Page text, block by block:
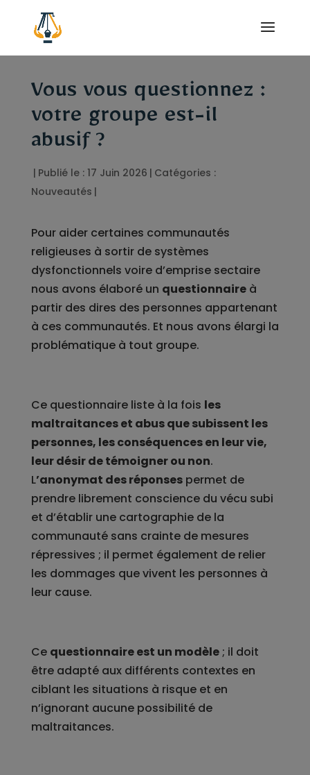
Vous vous questionnez :
votre groupe est-il
abusif ?
| Publié le : 17 Juin 2026 | Catégories :
Nouveautés |
Pour aider certaines communautés
religieuses à sortir de systèmes
dysfonctionnels voire d’emprise sectaire
nous avons élaboré un questionnaireà
partir des dires des personnes appartenant
à ces communautés. Et nous avons élargi la
problématique à tout groupe.
Ce questionnaire liste à la fois les
maltraitances et abus que subissent les
personnes, les conséquences en leur vie,
leur désir de témoigner ou non.
L’anonymat des réponsespermet de
prendre librement conscience du vécu subi
et d’établir une cartographie de la
communauté sans crainte de mesures
répressives ; il permet également de relier
les dommages que vivent les personnes à
leur cause.
Ce questionnaire est un modèle; il doit
être adapté aux différents contextes en
ciblant les situations à risque et en
n’ignorant aucune possibilité de
maltraitances.